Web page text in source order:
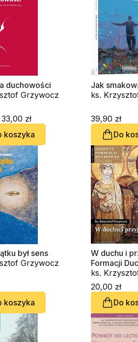
duchowości
Grzywocz
33,00 zł
koszyka
Jak
ks.
39,90 zł
Do
był sens
Grzywocz
koszyka
W duchu i
Formacji
ks.
20,00 zł
Do